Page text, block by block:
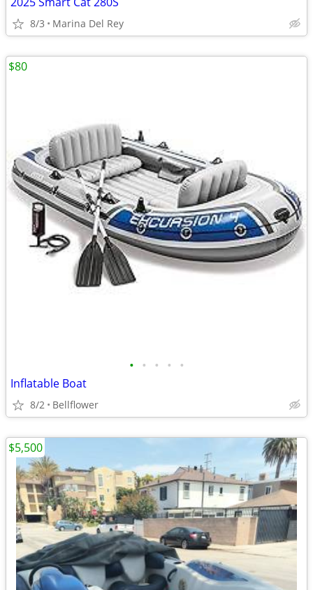
8/3 Marina Del Rey
• • • • •
Inflatable Boat
8/2 Bellflower
$80
$5,500